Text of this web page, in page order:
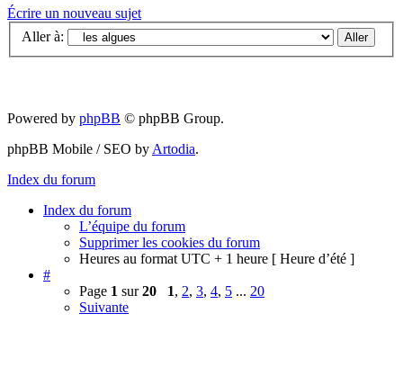
Écrire un nouveau sujet
Aller à:
Powered by phpBB © phpBB Group.
phpBB Mobile / SEO byArtodia.
Index du forum
Index du forum
L’équipe du forum
Supprimer les cookies du forum
Heures au format UTC + 1 heure [ Heure d’été ]
#
Page 1 sur20 1, 2, 3, 4, 5 ... 20
Suivante